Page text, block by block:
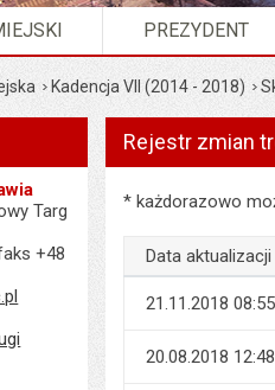
PREZYDENT
Kadencja VII (2014 - 2018)
Targ
+48
Rejestr zmian
Rejestr zmian
* każdorazowo
Data aktualizacji
21.11.2018 08:55
20.08.2018 12:48